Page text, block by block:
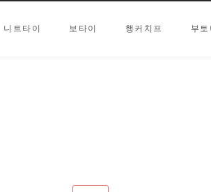
니트타이 보타이 행커치프 부토